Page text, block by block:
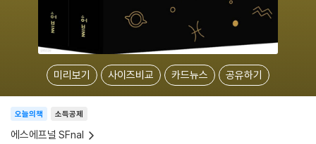
미리보기 사이즈비교 카드뉴스 공유하기
소득공제
오늘의책
에스에프널 SFnal